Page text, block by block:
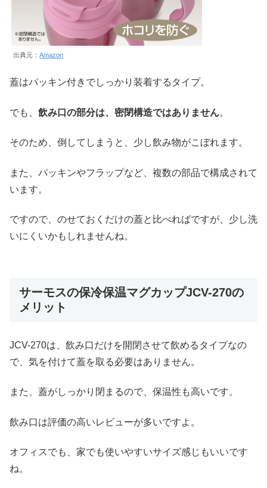
出典元： Amazon
蓋はパッキン付きでしっかり装着するタイプ。
でも、 飲み口の部分は、密閉構造ではありません。
そのため、倒してしまうと、少し飲み物がこぼれます。
また、パッキンやフラップなど、複数の部品で構成されて
います。
ですので、のせておくだけの蓋と比べればですが、少し洗
いにくいかもしれませんね。
サーモスの保冷保温マグカップJCV-270の
メリット
JCV-270は、飲み口だけを開閉させて飲めるタイプなの
で、気を付けて蓋を取る必要はありません。
また、蓋がしっかり閉まるので、保温性も高いです。
飲み口は評価の高いレビューが多いですよ。
オフィスでも、家でも使いやすいサイズ感じもいいです
ね。